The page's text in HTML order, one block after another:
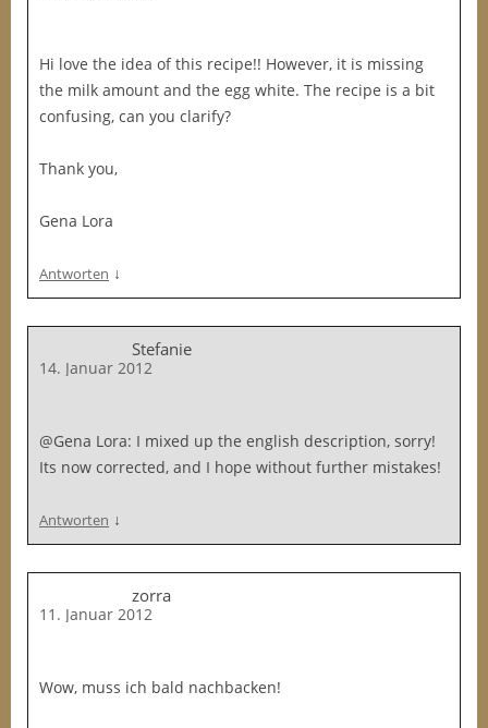
Hi love the idea of this recipe!! However, it is missing
the milk amount and the egg white. The recipe is a bit
confusing, can you clarify?
Thank you,
Gena Lora
Antworten ↓
Stefanie
14. Januar 2012
@Gena Lora: I mixed up the english description, sorry!
Its now corrected, and I hope without further mistakes!
Antworten ↓
zorra
11. Januar 2012
Wow, muss ich bald nachbacken!